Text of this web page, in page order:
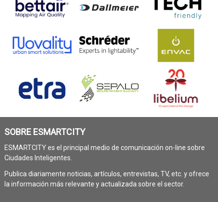
SOBRE ESMARTCITY
ESMARTCITY es el principal medio de comunicación on-line sobre
Ciudades Inteligentes.
Publica diariamente noticias, artículos, entrevistas, TV, etc. y ofrece
la información más relevante y actualizada sobre el sector.